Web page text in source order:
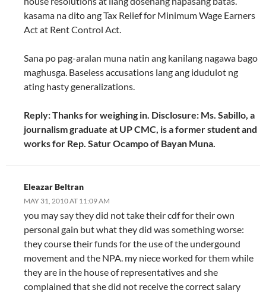
kasama na dito ang Tax Relief for Minimum Wage Earners
Act at Rent Control Act.
Sana po pag-aralan muna natin ang kanilang nagawa bago
maghusga. Baseless accusations lang ang idudulot ng
ating hasty generalizations.
Reply: Thanks for weighing in. Disclosure: Ms. Sabillo, a
journalism graduate at UP CMC, is a former student and
works for Rep. Satur Ocampo of Bayan Muna.
Eleazar Beltran
MAY 31, 2010 AT 11:09 AM
you may say they did not take their cdf for their own
personal gain but what they did was something worse:
they course their funds for the use of the undergound
movement and the NPA. my niece worked for them while
they are in the house of representatives and she
complained that she did not receive the correct salary